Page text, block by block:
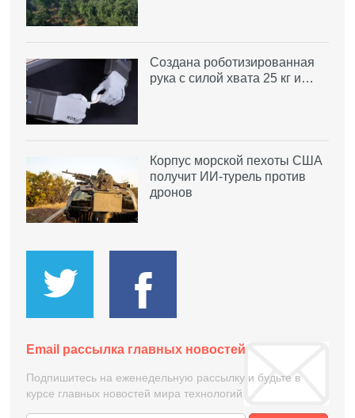
Создана роботизированная
рука с силой хвата 25 кг и…
Корпус морской пехоты США
получит ИИ-турель против
дронов
Email рассылка главных новостей
Подпишитесь на еженедельную рассылку и будьте в
курсе главных новостей мира технологий